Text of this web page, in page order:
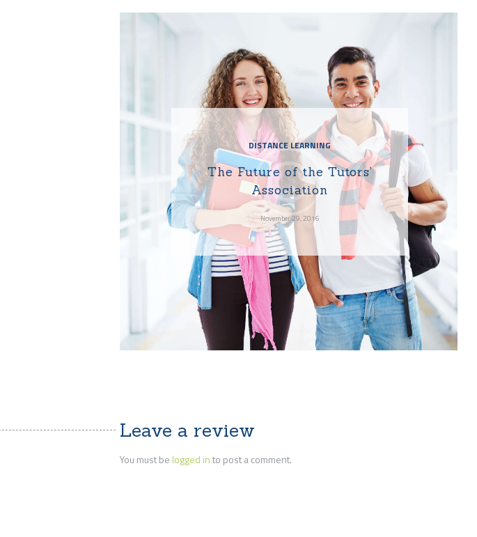
DISTANCE LEARNING
The Future of the Tutors’
Association
November 29, 2016
Leave a review
You must be logged into post a comment.